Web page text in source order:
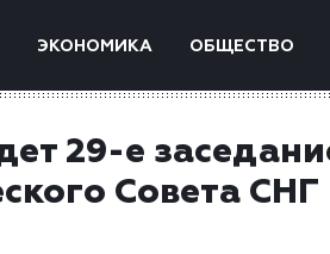
ЭКОНОМИКА ОБЩЕСТВО
29-е
Совета СНГ